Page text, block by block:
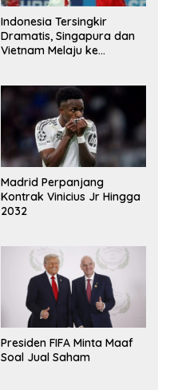
Indonesia Tersingkir
Dramatis, Singapura dan
Vietnam Melaju ke
Madrid Perpanjang
Kontrak Vinicius Jr Hingga
2032
Presiden FIFA Minta Maaf
Soal Jual Saham